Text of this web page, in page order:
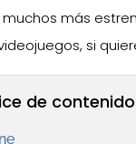
muchos más
si
de